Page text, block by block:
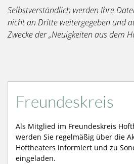
Selbstverständlich werden Ihre
nicht an Dritte weitergegeben und
Zwecke der „Neuigkeiten aus dem
Freundeskreis
Als Mitglied im Freundeskreis
werden Sie regelmäßig über die
Hoftheaters informiert und zu
eingeladen.